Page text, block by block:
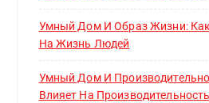
Умный Дом И Образ Жизни:
На Жизнь Людей
Умный Дом И
Влияет На